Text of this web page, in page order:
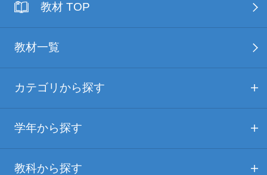
教材 TOP
教材一覧
カテゴリから探す
学年から探す
教科から探す